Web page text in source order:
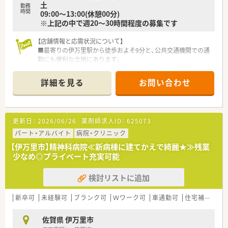
てやすい環境です。
■祝日に出勤した場合は必ず代休を取得できるので、休日数をし
っかり確保できます。
勤務
時間
土
09:00～13:00(休憩00分)
※上記の中で週20～30時間程度の募集です
【店舗情報と応需状況について】
■最寄りの伊万里駅から徒歩およそ9分と、公共交通機関での通
勤にも便利な立地にあります。
需しており幅広く学べます。
【募集背景と求める人物像について】
■今回の募集は、体制強化を目的とした欠員補充のため、新しい
仲間を心よりお待ちしております。
■これまでのご経験を活かしたい方はもちろんのこと、未経験の
方やブランクがある方も大歓迎です。
■地域医療への貢献に意欲があり、患者様一人ひとりに丁寧な対
応ができる方を求めています。
詳細を見る お問い合わせ
更新日： 2026/06/26 薬剤師求人ID： 625073
パート・アルバイト
病院・クリニック
【伊万里市】精神科病院≪新病棟に建てかえで綺麗★≫残業
少なめ◎プライベート充実可能
検討リストに追加
新卒可 未経験可 ブランク可 Ｗワーク可 車通勤可 住宅補助(手当)あり
佐賀県 伊万里市